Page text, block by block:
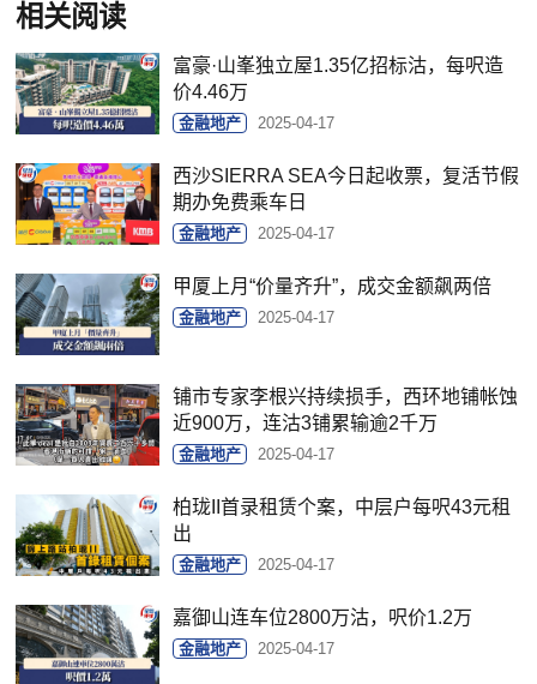
相关阅读
富豪·山峯独立屋1.35亿招标沽，每呎造
价4.46万
金融地产 2025-04-17
西沙SIERRA SEA今日起收票，复活节假
期办免费乘车日
金融地产 2025-04-17
甲厦上月“价量齐升”，成交金额飙两倍
金融地产 2025-04-17
铺市专家李根兴持续损手，西环地铺帐蚀
近900万，连沽3铺累输逾2千万
金融地产 2025-04-17
柏珑II首录租赁个案，中层户每呎43元租
出
金融地产 2025-04-17
嘉御山连车位2800万沽，呎价1.2万
金融地产 2025-04-17